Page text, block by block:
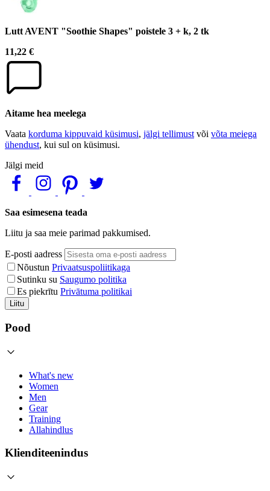
Lutt AVENT "Soothie Shapes" poistele 3 + k, 2 tk
11,22 €
Aitame hea meelega
Vaata korduma kippuvaid küsimusi, jälgi tellimust või võta meiega
ühendust, kui sul on küsimusi.
Jälgi meid
Saa esimesena teada
Liitu ja saa meie parimad pakkumised.
E-posti aadress
Nõustun Privaatsuspoliitikaga
Sutinku su Saugumo politika
Es piekrītu Privātuma politikai
Liitu
Pood
What's new
Women
Men
Gear
Training
Allahindlus
Klienditeenindus